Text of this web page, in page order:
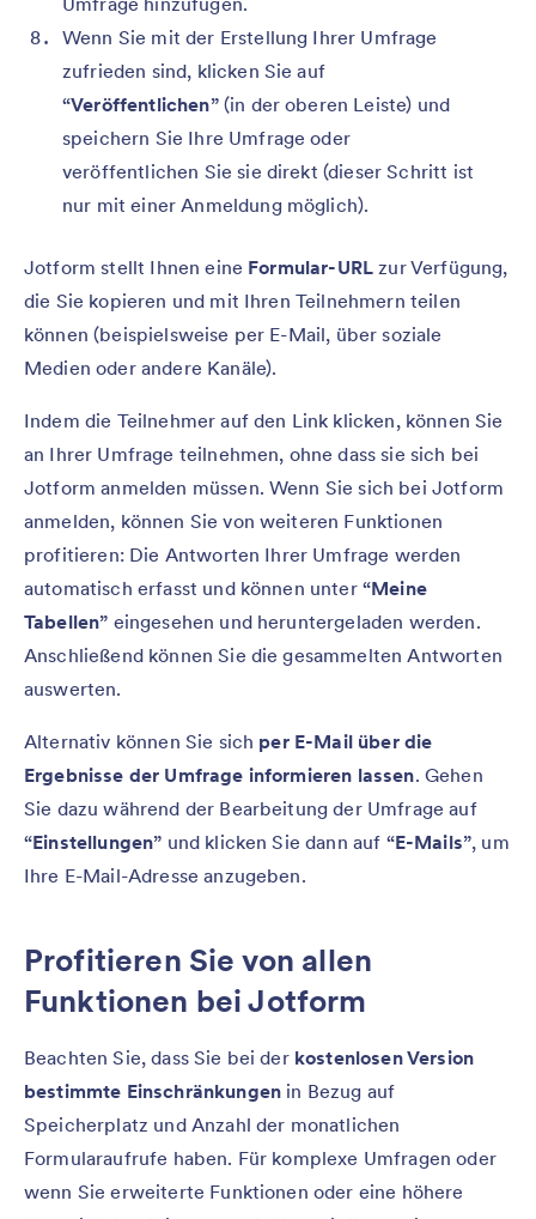
Wenn Sie mit der Erstellung Ihrer Umfrage
zufrieden sind, klicken Sie auf
“Veröffentlichen”(in der oberen Leiste) und
speichern Sie Ihre Umfrage oder
veröffentlichen Sie sie direkt (dieser Schritt ist
nur mit einer Anmeldung möglich).
Jotform stellt Ihnen eine Formular-URL zur Verfügung,
die Sie kopieren und mit Ihren Teilnehmern teilen
können (beispielsweise per E-Mail, über soziale
Medien oder andere Kanäle).
Indem die Teilnehmer auf den Link klicken, können Sie
an Ihrer Umfrage teilnehmen, ohne dass sie sich bei
Jotform anmelden müssen. Wenn Sie sich bei Jotform
anmelden, können Sie von weiteren Funktionen
profitieren: Die Antworten Ihrer Umfrage werden
automatisch erfasst und können unter “Meine
Tabellen” eingesehen und heruntergeladen werden.
Anschließend können Sie die gesammelten Antworten
auswerten.
Alternativ können Sie sich per E-Mail über die
Ergebnisse der Umfrage informieren lassen. Gehen
Sie dazu während der Bearbeitung der Umfrage auf
“Einstellungen” und klicken Sie dann auf “E-Mails”, um
Ihre E-Mail-Adresse anzugeben.
Profitieren Sie von allen
Funktionen bei Jotform
Beachten Sie, dass Sie bei der kostenlosen Version
bestimmte Einschränkungen in Bezug auf
Speicherplatz und Anzahl der monatlichen
Formularaufrufe haben. Für komplexe Umfragen oder
wenn Sie erweiterte Funktionen oder eine höhere